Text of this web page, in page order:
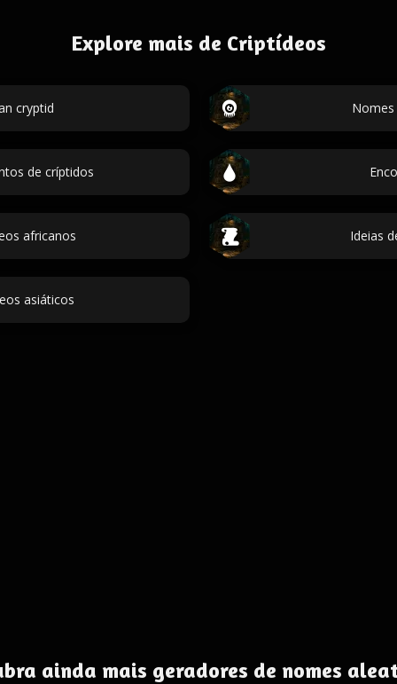
Explore mais de Criptídeos
cryptid
de críptidos
africanos Ideias
asiáticos
ainda mais geradores de nomes